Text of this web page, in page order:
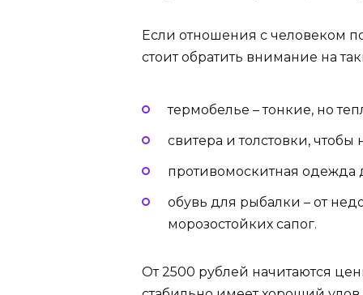
Если отношения с человеком
стоит обратить внимание на
термобелье – тонкие, но
свитера и толстовки,
противомоскитная одежда
обувь для рыбалки – от
морозостойких сапог.
От 2500 рублей начитаются